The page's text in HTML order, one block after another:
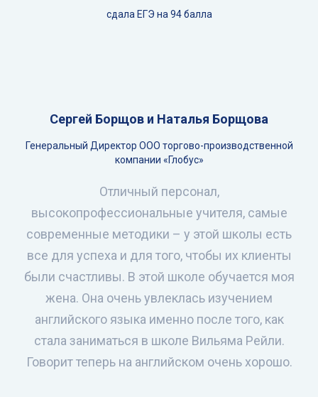
сдала ЕГЭ на 94 балла
Сергей Борщов и Наталья Борщова
Генеральный Директор ООО торгово-производственной
компании «Глобус»
Отличный персонал,
высокопрофессиональные учителя, самые
современные методики – у этой школы есть
все для успеха и для того, чтобы их клиенты
были счастливы. В этой школе обучается моя
жена. Она очень увлеклась изучением
английского языка именно после того, как
стала заниматься в школе Вильяма Рейли.
Говорит теперь на английском очень хорошо.